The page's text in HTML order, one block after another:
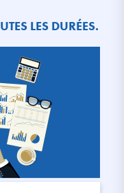
LES DURÉES.